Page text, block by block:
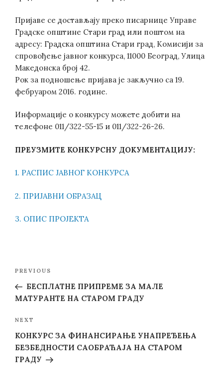
Пријаве се достављају преко писарнице Управе
Градске општине Стари град или поштом на
адресу: Градска општина Стари град, Комисији за
спровођење јавног конкурса, 11000 Београд, Улица
Македонска број 42.
Рок за подношење пријава је закључно са 19.
фебруаром 2016. године.
Информације о конкурсу можете добити на
телефоне 011/322-55-15 и 011/322-26-26.
ПРЕУЗМИТЕ КОНКУРСНУ ДОКУМЕНТАЦИЈУ:
1. РАСПИС ЈАВНОГ КОНКУРСА
2. ПРИЈАВНИ ОБРАЗАЦ
3. ОПИС ПРОЈЕКТА
Previous
Post
PREVIOUS
БЕСПЛАТНЕ ПРИПРЕМЕ ЗА МАЛЕ
МАТУРАНТЕ НА СТАРОМ ГРАДУ
Next
Post
NEXT
КОНКУРС ЗА ФИНАНСИРАЊЕ УНАПРЕЂЕЊА
БЕЗБЕДНОСТИ САОБРАЋАЈА НА СТАРОМ
ГРАДУ